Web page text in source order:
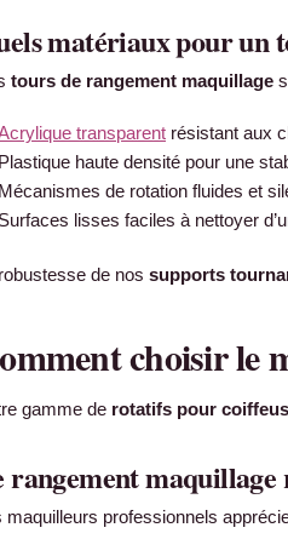
matériaux pour un
tours de rangement maquillage
transparent résistant aux
Plastique haute densité pour une
Mécanismes de rotation fluides et
Surfaces lisses faciles à nettoyer
de nos supports
choisir le
gamme de rotatifs pour
rangement
maquilleurs professionnels